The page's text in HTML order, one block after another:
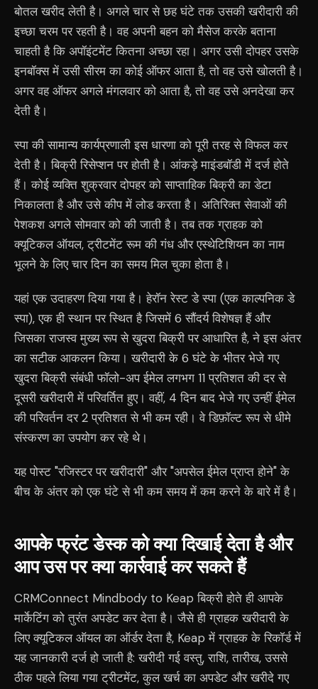
बोतल खरीद लेती है। अगले चार से छह घंटे तक उसकी खरीदारी की
इच्छा चरम पर रहती है। वह अपनी बहन को मैसेज करके बताना
चाहती है कि अपॉइंटमेंट कितना अच्छा रहा। अगर उसी दोपहर उसके
इनबॉक्स में उसी सीरम का कोई ऑफर आता है, तो वह उसे खोलती है।
अगर वह ऑफर अगले मंगलवार को आता है, तो वह उसे अनदेखा कर
देती है।
स्पा की सामान्य कार्यप्रणाली इस धारणा को पूरी तरह से विफल कर
देती है। बिक्री रिसेप्शन पर होती है। आंकड़े माइंडबॉडी में दर्ज होते
हैं। कोई व्यक्ति शुक्रवार दोपहर को साप्ताहिक बिक्री का डेटा
निकालता है और उसे कीप में लोड करता है। अतिरिक्त सेवाओं की
पेशकश अगले सोमवार को की जाती है। तब तक ग्राहक को
क्यूटिकल ऑयल, ट्रीटमेंट रूम की गंध और एस्थेटिशियन का नाम
भूलने के लिए चार दिन का समय मिल चुका होता है।
यहां एक उदाहरण दिया गया है। हेरॉन रेस्ट डे स्पा (एक काल्पनिक डे
स्पा), एक ही स्थान पर स्थित है जिसमें 6 सौंदर्य विशेषज्ञ हैं और
जिसका राजस्व मुख्य रूप से खुदरा बिक्री पर आधारित है, ने इस अंतर
का सटीक आकलन किया। खरीदारी के 6 घंटे के भीतर भेजे गए
खुदरा बिक्री संबंधी फॉलो-अप ईमेल लगभग 11 प्रतिशत की दर से
दूसरी खरीदारी में परिवर्तित हुए। वहीं, 4 दिन बाद भेजे गए उन्हीं ईमेल
की परिवर्तन दर 2 प्रतिशत से भी कम रही। वे डिफ़ॉल्ट रूप से धीमे
संस्करण का उपयोग कर रहे थे।
यह पोस्ट "रजिस्टर पर खरीदारी" और "अपसेल ईमेल प्राप्त होने" के
बीच के अंतर को एक घंटे से भी कम समय में कम करने के बारे में है।
आपके फ्रंट डेस्क को क्या दिखाई देता है और
आप उस पर क्या कार्रवाई कर सकते हैं
CRMConnect Mindbody to Keap बिक्री होते ही आपके
मार्केटिंग को तुरंत अपडेट कर देता है। जैसे ही ग्राहक खरीदारी के
लिए क्यूटिकल ऑयल का ऑर्डर देता है, Keap में ग्राहक के रिकॉर्ड में
यह जानकारी दर्ज हो जाती है: खरीदी गई वस्तु, राशि, तारीख, उससे
ठीक पहले लिया गया ट्रीटमेंट, कुल खर्च का अपडेट और खरीदे गए